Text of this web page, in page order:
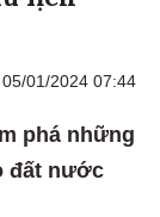
05/01/2024 07:44
phá những
đất nước